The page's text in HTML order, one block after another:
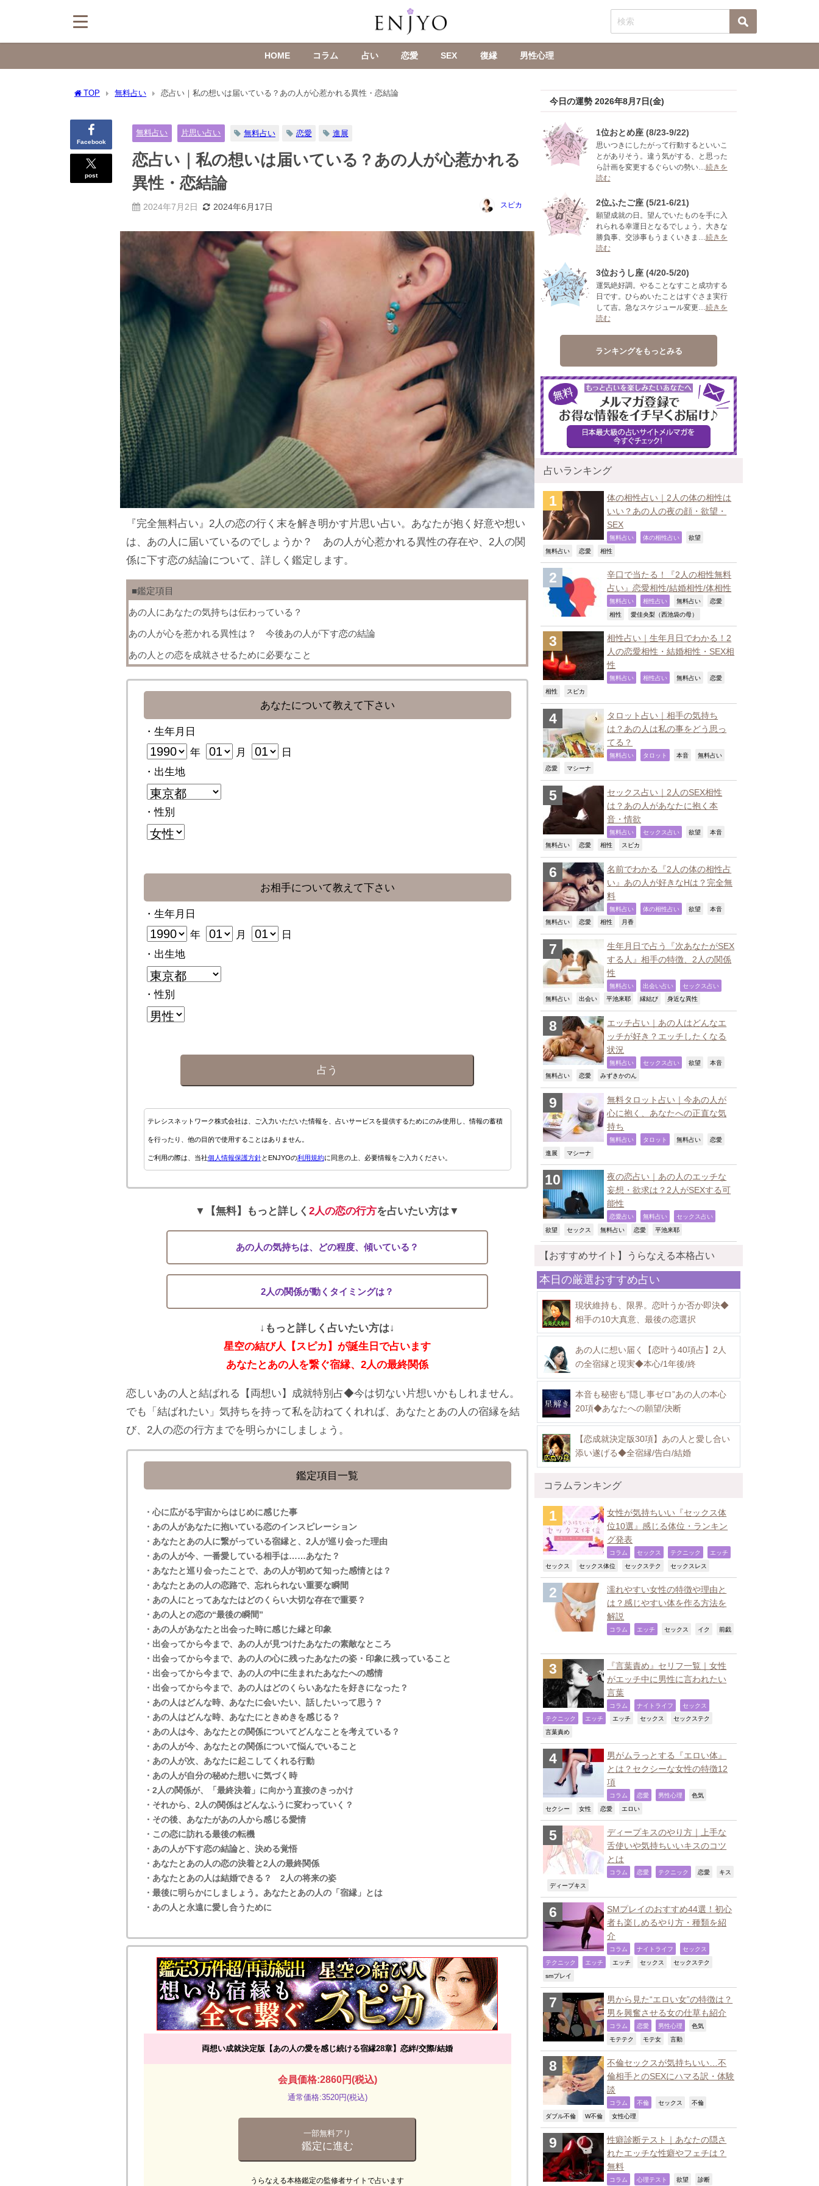
HOME コラム 占い 恋愛 SEX 復縁 男性心理
TOP 無料占い 恋占い｜私の想いは届いている？あの人が心惹かれる異性・恋結論
Facebook
post
無料占い 片思い占い 無料占い 恋愛 進展
恋占い｜私の想いは届いている？あの人が心惹かれる
異性・恋結論
2024年7月2日 2024年6月17日 スピカ
『完全無料占い』2人の恋の行く末を解き明かす片思い占い。あなたが抱く好意や想い
は、あの人に届いているのでしょうか？ あの人が心惹かれる異性の存在や、2人の関
係に下す恋の結論について、詳しく鑑定します。
■鑑定項目
あの人にあなたの気持ちは伝わっている？
あの人が心を惹かれる異性は？ 今後あの人が下す恋の結論
あの人との恋を成就させるために必要なこと
あなたについて教えて下さい
・生年月日
年 月
日
・出生地
・性別
お相手について教えて下さい
・生年月日
年 月
日
・出生地
・性別
占う
テレシスネットワーク株式会社は、ご入力いただいた情報を、占いサービスを提供するためにのみ使用し、情報の蓄積
を行ったり、他の目的で使用することはありません。
ご利用の際は、当社個人情報保護方針とENJYOの利用規約に同意の上、必要情報をご入力ください。
▼【無料】もっと詳しく2人の恋の行方を占いたい方は▼
あの人の気持ちは、どの程度、傾いている？
2人の関係が動くタイミングは？
↓もっと詳しく占いたい方は↓
星空の結び人【スピカ】が誕生日で占います
あなたとあの人を繋ぐ宿縁、2人の最終関係
恋しいあの人と結ばれる【両想い】成就特別占◆今は切ない片想いかもしれません。
でも「結ばれたい」気持ちを持って私を訪ねてくれれば、あなたとあの人の宿縁を結
び、2人の恋の行方までを明らかにしましょう。
鑑定項目一覧
・心に広がる宇宙からはじめに感じた事
・あの人があなたに抱いている恋のインスピレーション
・あなたとあの人に繋がっている宿縁と、2人が巡り会った理由
・あの人が今、一番愛している相手は……あなた？
・あなたと巡り会ったことで、あの人が初めて知った感情とは？
・あなたとあの人の恋路で、忘れられない重要な瞬間
・あの人にとってあなたはどのくらい大切な存在で重要？
・あの人との恋の“最後の瞬間”
・あの人があなたと出会った時に感じた縁と印象
・出会ってから今まで、あの人が見つけたあなたの素敵なところ
・出会ってから今まで、あの人の心に残ったあなたの姿・印象に残っていること
・出会ってから今まで、あの人の中に生まれたあなたへの感情
・出会ってから今まで、あの人はどのくらいあなたを好きになった？
・あの人はどんな時、あなたに会いたい、話したいって思う？
・あの人はどんな時、あなたにときめきを感じる？
・あの人は今、あなたとの関係についてどんなことを考えている？
・あの人が今、あなたとの関係について悩んでいること
・あの人が次、あなたに起こしてくれる行動
・あの人が自分の秘めた想いに気づく時
・2人の関係が、「最終決着」に向かう直接のきっかけ
・それから、2人の関係はどんなふうに変わっていく？
・その後、あなたがあの人から感じる愛情
・この恋に訪れる最後の転機
・あの人が下す恋の結論と、決める覚悟
・あなたとあの人の恋の決着と2人の最終関係
・あなたとあの人は結婚できる？ 2人の将来の姿
・最後に明らかにしましょう。あなたとあの人の「宿縁」とは
・あの人と永遠に愛し合うために
両想い成就決定版【あの人の愛を感じ続ける宿縁28章】恋絆/交際/結婚
会員価格:2860円(税込)
通常価格:3520円(税込)
一部無料アリ
鑑定に進む
うらなえる本格鑑定の監修者サイトで占います
今日の運勢 2026年8月7日(金)
1位おとめ座 (8/23-9/22)
思いつきにしたがって行動するといいこ
とがありそう。違う気がする、と思った
ら計画を変更するぐらいの勢い… 続きを
読む
2位ふたご座 (5/21-6/21)
願望成就の日。望んでいたものを手に入
れられる幸運日となるでしょう。大きな
勝負事、交渉事もうまくいきま… 続きを
読む
3位おうし座 (4/20-5/20)
運気絶好調。やることなすこと成功する
日です。ひらめいたことはすぐさま実行
して吉。急なスケジュール変更… 続きを
読む
ランキングをもっとみる
占いランキング
体の相性占い｜2人の体の相性は
いい？あの人の夜の顔・欲望・
SEX
無料占い 体の相性占い 欲望
無料占い 恋愛 相性
辛口で当たる！『2人の相性無料
占い』恋愛相性/結婚相性/体相性
無料占い 相性占い 無料占い 恋愛
相性 愛佳央梨（西池袋の母）
相性占い｜生年月日でわかる！2
人の恋愛相性・結婚相性・SEX相
性
無料占い 相性占い 無料占い 恋愛
相性 スピカ
タロット占い｜相手の気持ち
は？あの人は私の事をどう思っ
てる？
無料占い タロット 本音 無料占い
恋愛 マシーナ
セックス占い｜2人のSEX相性
は？あの人があなたに抱く本
音・情欲
無料占い セックス占い 欲望 本音
無料占い 恋愛 相性 スピカ
名前でわかる『2人の体の相性占
い』あの人が好きなHは？完全無
料
無料占い 体の相性占い 欲望 本音
無料占い 恋愛 相性 月香
生年月日で占う『次あなたがSEX
する人』相手の特徴、2人の関係
性
無料占い 出会い占い セックス占い
無料占い 出会い 平池来耶 縁結び 身近な異性
エッチ占い｜あの人はどんなエ
ッチが好き？エッチしたくなる
状況
無料占い セックス占い 欲望 本音
無料占い 恋愛 みずきかのん
無料タロット占い｜今あの人が
心に抱く、あなたへの正直な気
持ち
無料占い タロット 無料占い 恋愛
進展 マシーナ
夜の恋占い｜あの人のエッチな
妄想・欲求は？2人がSEXする可
能性
恋愛占い 無料占い セックス占い
欲望 セックス 無料占い 恋愛 平池来耶
【おすすめサイト】うらなえる本格占い
本日の厳選おすすめ占い
現状維持も、限界。恋叶うか否か即決◆
相手の10大真意、最後の恋選択
あの人に想い届く【恋叶う40項占】2人
の全宿縁と現実◆本心/1年後/終
本音も秘密も“隠し事ゼロ”あの人の本心
20項◆あなたへの願望/決断
【恋成就決定版30項】あの人と愛し合い
添い遂げる◆全宿縁/告白/結婚
コラムランキング
女性が気持ちいい『セックス体
位10選』感じる体位・ランキン
グ発表
コラム セックス テクニック エッチ
セックス セックス体位 セックステク セックスレス
濡れやすい女性の特徴や理由と
は？感じやすい体を作る方法を
解説
コラム エッチ セックス イク 前戯
『言葉責め』セリフ一覧｜女性
がエッチ中に男性に言われたい
言葉
コラム ナイトライフ セックス
テクニック エッチ エッチ セックス セックステク
言葉責め
男がムラっとする『エロい体』
とは？セクシーな女性の特徴12
項
コラム 恋愛 男性心理 色気
セクシー 女性 恋愛 エロい
ディープキスのやり方｜上手な
舌使いや気持ちいいキスのコツ
とは
コラム 恋愛 テクニック 恋愛 キス
ディープキス
SMプレイのおすすめ44選！初心
者も楽しめるやり方・種類を紹
介
コラム ナイトライフ セックス
テクニック エッチ エッチ セックス セックステク
smプレイ
男から見た“エロい女”の特徴は？
男を興奮させる女の仕草も紹介
コラム 恋愛 男性心理 色気
モテテク モテ女 言動
不倫セックスが気持ちいい…不
倫相手とのSEXにハマる訳・体験
談
コラム 不倫 セックス 不倫
ダブル不倫 W不倫 女性心理
性癖診断テスト｜あなたの隠さ
れたエッチな性癖やフェチは？
無料
コラム 心理テスト 欲望 診断